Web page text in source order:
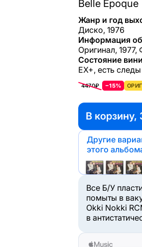
Belle Epoque
Жанр и год
Диско, 1976
Информация
Оригинал,
Состояние
EX+, есть
4470₽ −15%
В корзину,
Другие
этого
Все Б/У
помыты в
Okki Nokki
в